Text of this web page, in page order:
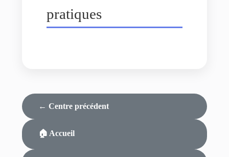
pratiques
← Centre précédent
🏠 Accueil